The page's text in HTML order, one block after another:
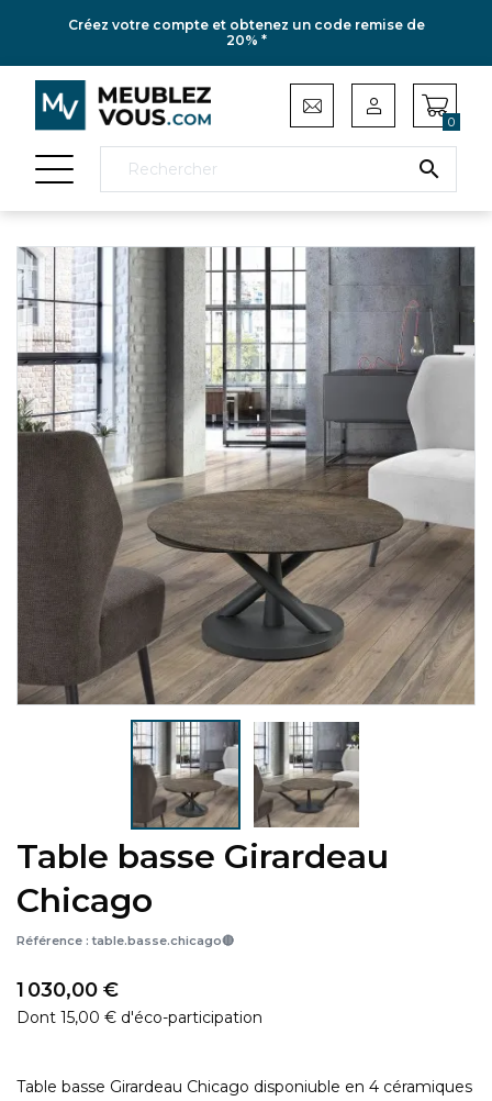
Créez votre compte et obtenez un code remise de
20% *

0
Table basse Girardeau
Chicago
Référence : table.basse.chicago🔴
1 030,00 €
Dont 15,00 € d'éco-participation
Table basse Girardeau Chicago disponiuble en 4 céramiques